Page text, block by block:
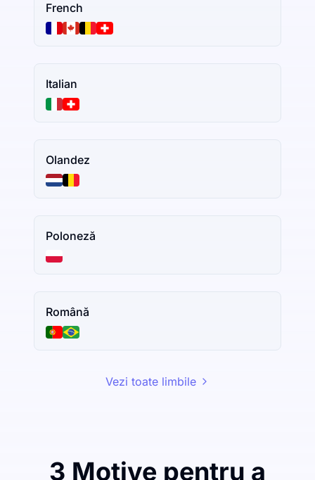
French
Italian
Olandez
Poloneză
Română
Vezi toate limbile
3 Motive pentru a